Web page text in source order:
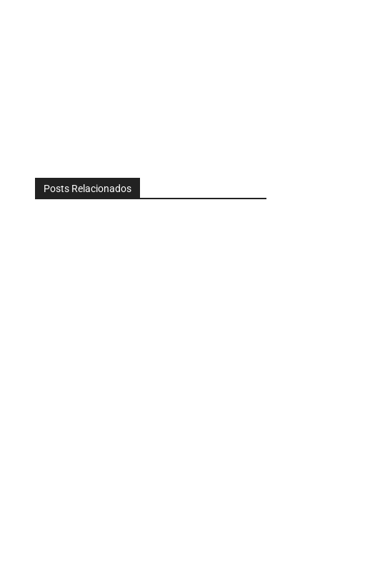
Posts Relacionados